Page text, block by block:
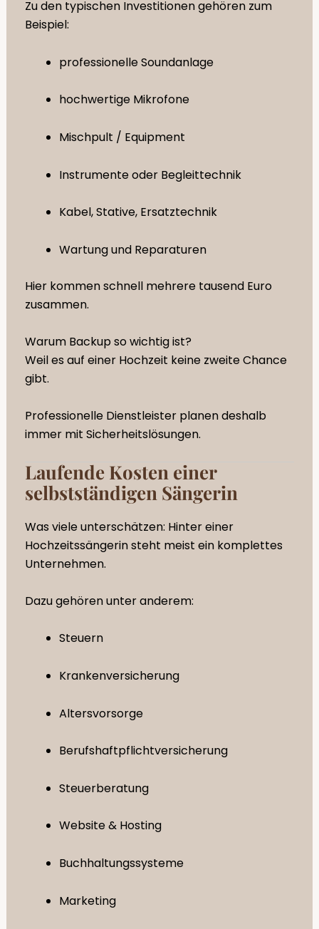
Zu den typischen Investitionen gehören zum
Beispiel:
professionelle Soundanlage
hochwertige Mikrofone
Mischpult / Equipment
Instrumente oder Begleittechnik
Kabel, Stative, Ersatztechnik
Wartung und Reparaturen
Hier kommen schnell mehrere tausend Euro
zusammen.
Warum Backup so wichtig ist?
Weil es auf einer Hochzeit keine zweite Chance
gibt.
Professionelle Dienstleister planen deshalb
immer mit Sicherheitslösungen.
Laufende Kosten einer
selbstständigen Sängerin
Was viele unterschätzen: Hinter einer
Hochzeitssängerin steht meist ein komplettes
Unternehmen.
Dazu gehören unter anderem:
Steuern
Krankenversicherung
Altersvorsorge
Berufshaftpflichtversicherung
Steuerberatung
Website & Hosting
Buchhaltungssysteme
Marketing